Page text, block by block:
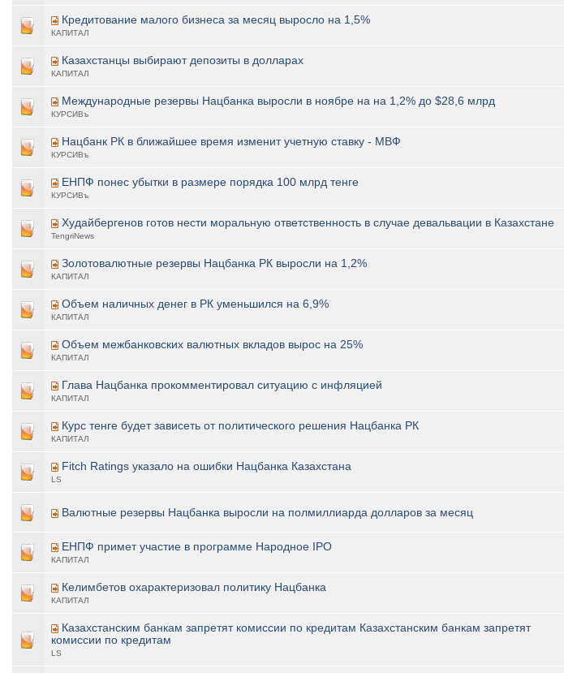
Кредитование малого бизнеса за месяц выросло на 1,5%
КАПИТАЛ
Казахстанцы выбирают депозиты в долларах
КАПИТАЛ
Международные резервы Нацбанка выросли в ноябре на на 1,2% до $28,6 млрд
КУРСИВъ
Нацбанк РК в ближайшее время изменит учетную ставку - МВФ
КУРСИВъ
ЕНПФ понес убытки в размере порядка 100 млрд тенге
КУРСИВъ
Худайбергенов готов нести моральную ответственность в случае девальвации в Казахстане
TengriNews
Золотовалютные резервы Нацбанка РК выросли на 1,2%
КАПИТАЛ
Объем наличных денег в РК уменьшился на 6,9%
КАПИТАЛ
Объем межбанковских валютных вкладов вырос на 25%
КАПИТАЛ
Глава Нацбанка прокомментировал ситуацию с инфляцией
КАПИТАЛ
Курс тенге будет зависеть от политического решения Нацбанка РК
КАПИТАЛ
Fitch Ratings указало на ошибки Нацбанка Казахстана
LS
Валютные резервы Нацбанка выросли на полмиллиарда долларов за месяц
ЕНПФ примет участие в программе Народное IPO
КАПИТАЛ
Келимбетов охарактеризовал политику Нацбанка
КАПИТАЛ
Казахстанским банкам запретят комиссии по кредитам Казахстанским банкам запретят
комиссии по кредитам
LS